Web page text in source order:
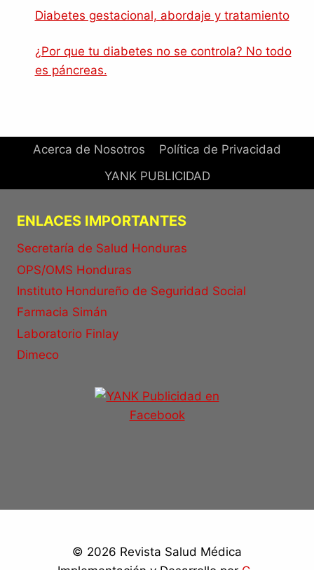
Diabetes gestacional, abordaje y tratamiento
¿Por que tu diabetes no se controla? No todo
es páncreas.
Acerca de Nosotros
Política de Privacidad
YANK PUBLICIDAD
ENLACES IMPORTANTES
Secretaría de Salud Honduras
OPS/OMS Honduras
Instituto Hondureño de Seguridad Social
Farmacia Simán
Laboratorio Finlay
Dimeco
© 2026 Revista Salud Médica